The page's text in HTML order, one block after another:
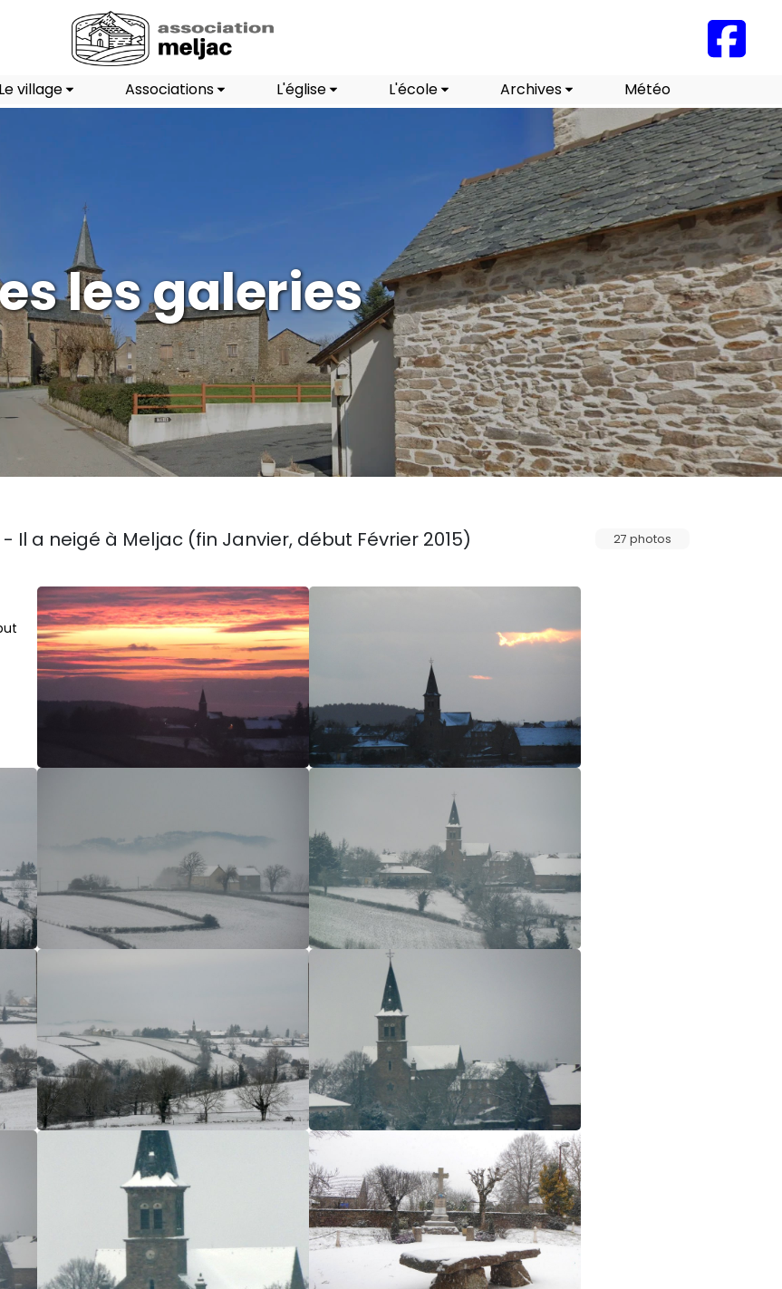
Le village Associations L'église L'école Archives Météo
les galeries
- Il a neigé à Meljac (fin Janvier, début Février 2015) 27 photos